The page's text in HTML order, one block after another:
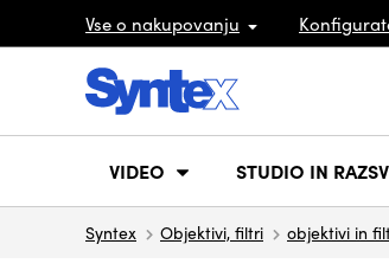
Vse o nakupovanju
VIDEO STUDIO IN
Syntex Objektivi, filtri objektivi in